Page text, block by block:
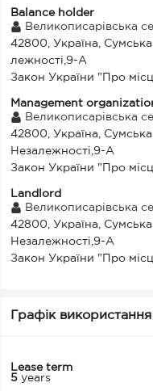
Balance holder
Великописарівська
42800, Україна,
лежності,9-А
Закон України "Про
Management
Великописарівська
42800, Україна,
Незалежності,9-А
Закон України "Про
Landlord
Великописарівська
42800, Україна,
Незалежності,9-А
Закон України "Про
Графік використання
Lease term
5 years